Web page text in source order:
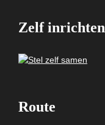
Zelf inrichten
Route